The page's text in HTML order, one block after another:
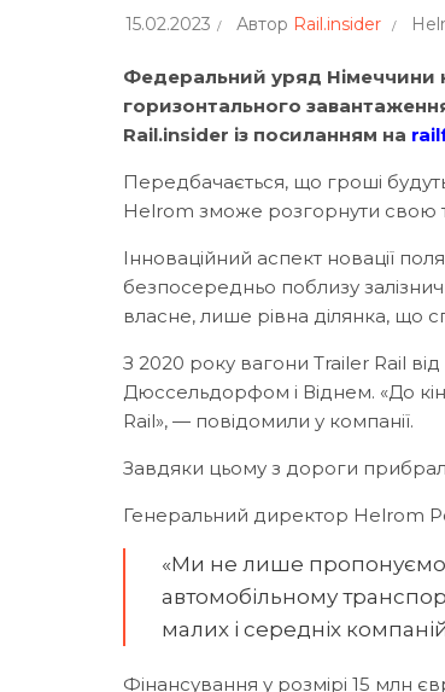
15.02.2023 Автор Rail.insider
Федеральний уряд Німеччини
горизонтального
Rail.insider із посиланням на
Передбачається, що гроші
Helrom зможе розгорнути свою
Інноваційний аспект новації
безпосередньо поблизу
власне, лише рівна ділянка, що
З 2020 року вагони Trailer Rail
Дюссельдорфом і Віднем. «До
Rail», — повідомили у компанії.
Завдяки цьому з дороги
Генеральний директор Helrom
«Ми не лише
автомобільному
малих і середніх
Фінансування у розмірі 15 млн